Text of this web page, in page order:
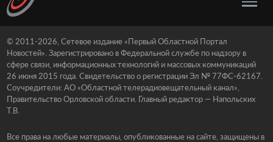
© 2011-2026, Сетевое издание «Первый Областной Портал
Новостей». Зарегистрировано в Федеральной службе по надзору в
сфере связи, информационных технологий и массовых коммуникаций
26 июня 2015 года. Свидетельство о регистрации Эл № 77ФС-62167.
Соучредители: АО «Областной телерадиовещательный канал»,
Правительство Орловской области. Главный редактор — Напольских
Т.В.
Все права на любые материалы, опубликованные на сайте, защищены в